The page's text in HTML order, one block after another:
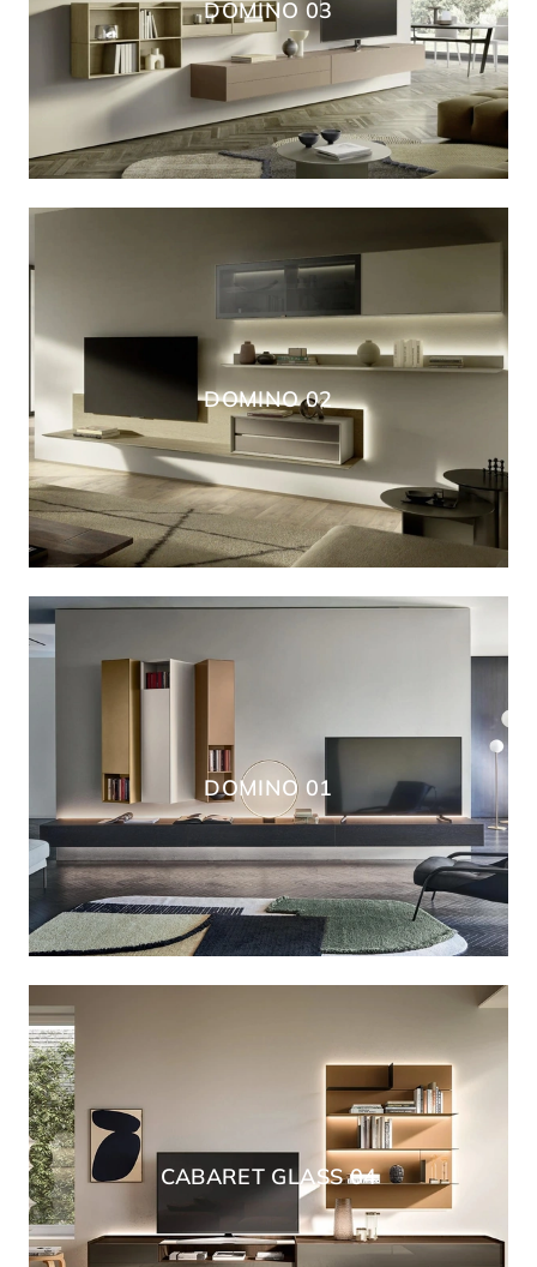
DOMINO 03
DOMINO 02
DOMINO 01
CABARET GLASS 04